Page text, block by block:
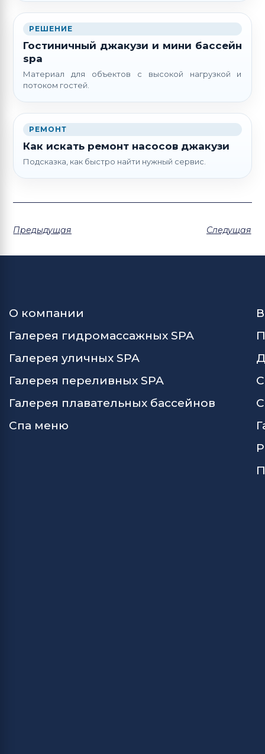
РЕШЕНИЕ
Гостиничный джакузи и мини бассейн
spa
Материал для объектов с высокой нагрузкой и
потоком гостей.
РЕМОНТ
Как искать ремонт насосов джакузи
Подсказка, как быстро найти нужный сервис.
Предыдущая Следущая
О компании
Галерея гидромассажных SPA
Галерея уличных SPA
Галерея переливных SPA
Галерея плавательных бассейнов
Спа меню